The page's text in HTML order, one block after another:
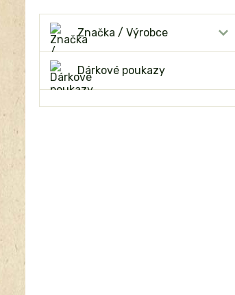
Značka / Výrobce
Dárkové poukazy